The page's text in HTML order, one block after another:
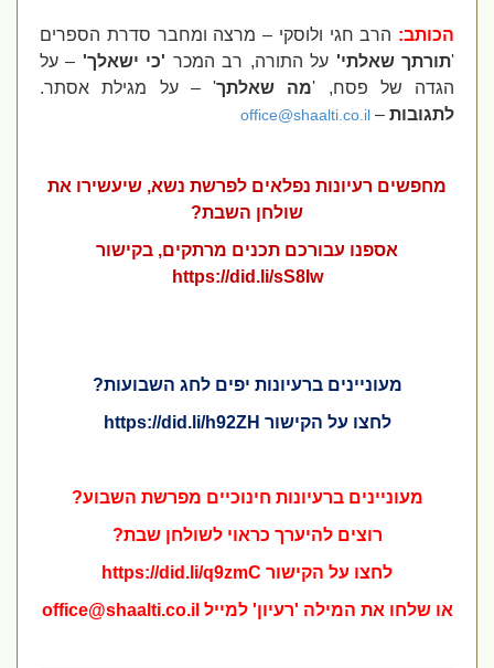
הכותב:הרב חגי ולוסקי – מרצה ומחבר סדרת הספרים
תורתך שאלתי'על התורה, רב המכר'כי ישאלך'– על
הגדה של פסח, ' מה שאלתך' – על מגילת אסתר.
לתגובות–
office@shaalti.co.il
מחפשים רעיונות נפלאים לפרשת נשא, שיעשירו את
שולחן השבת?
אספנו עבורכם תכנים מרתקים, בקישור
https://did.li/sS8Iw
מעוניינים ברעיונות יפים לחג השבועות?
לחצו על הקישור https://did.li/h92ZH
מעוניינים ברעיונות חינוכיים מפרשת השבוע?
רוצים להיערך כראוי לשולחן שבת?
לחצו על הקישורhttps://did.li/q9zmC
או שלחו את המילה 'רעיון' למיילoffice@shaalti.co.il